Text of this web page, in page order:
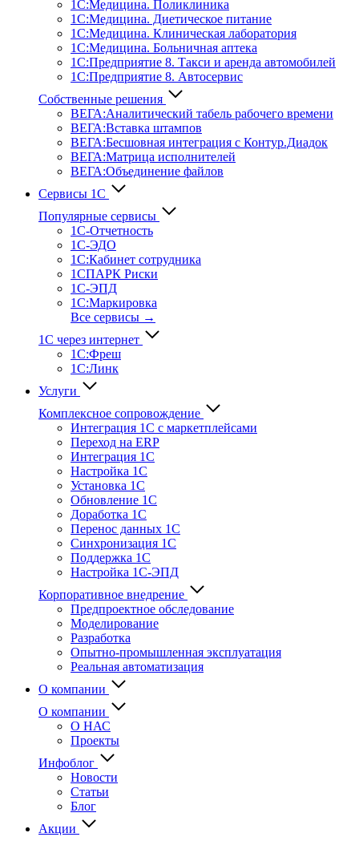
1С:Медицина. Поликлиника
1С:Медицина. Диетическое питание
1С:Медицина. Клиническая лаборатория
1С:Медицина. Больничная аптека
1С:Предприятие 8. Такси и аренда автомобилей
1С:Предприятие 8. Автосервис
Собственные решения
ВЕГА:Аналитичес­кий табель рабочего времени
ВЕГА:Вставка штампов
ВЕГА:Бесшовная интеграция с Контур.Диадок
ВЕГА:Матрица исполнителей
ВЕГА:Объединение файлов
Сервисы 1С
Популярные сервисы
1С-Отчет­ность
1С-ЭДО
1С:Кабинет сотрудника
1СПАРК Риски
1С-ЭПД
1С:Маркировка
Все сервисы →
1С через интернет
1С:Фреш
1С:Линк
Услуги
Комплексное сопровождение
Интеграция 1С с маркетплейсами
Переход на ERP
Интеграция 1С
Настройка 1С
Установка 1С
Обновление 1С
Доработка 1С
Перенос данных 1С
Синхронизация 1С
Поддержка 1С
Настройка 1С-ЭПД
Корпоративное внедрение
Предпроектное обследование
Моделирование
Разработка
Опытно-промышленная эксплуатация
Реальная автоматизация
О компании
О компании
О НАС
Проекты
Инфоблог
Новости
Статьи
Блог
Акции